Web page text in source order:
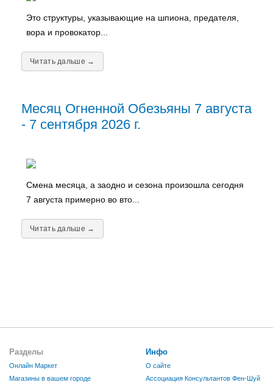
Это структуры, указывающие на шпиона, предателя,
вора и провокатор...
Читать дальше →
Месяц Огненной Обезьяны 7 августа
- 7 сентября 2026 г.
Смена месяца, а заодно и сезона произошла сегодня
7 августа примерно во вто...
Читать дальше →
Разделы
Онлайн Маркет
Магазины в вашем городе
Инфо
О сайте
Ассоциация Консультантов Фен-Шуй